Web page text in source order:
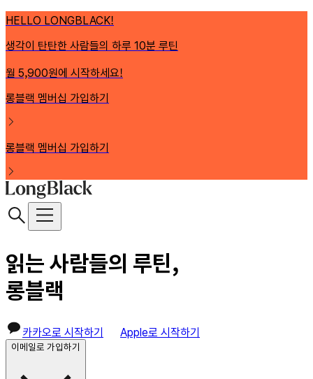
HELLO LONGBLACK!
생각이 탄탄한 사람들의 하루 10분 루틴
월 5,900원에 시작하세요!
롱블랙 멤버십 가입하기
롱블랙 멤버십 가입하기
읽는 사람들의 루틴,
롱블랙
카카오로 시작하기 Apple로 시작하기
이메일로 가입하기